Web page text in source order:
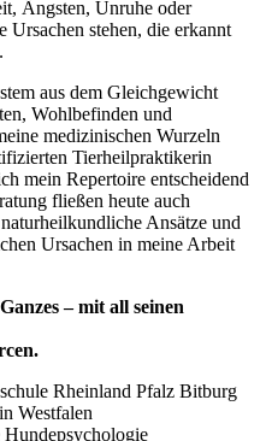
Ängsten, Unruhe oder
Ursachen stehen, die erkannt
aus dem Gleichgewicht
Wohlbefinden und
medizinischen Wurzeln
Tierheilpraktikerin
mein Repertoire entscheidend
fließen heute auch
Ansätze und
Ursachen in meine Arbeit
– mit all seinen